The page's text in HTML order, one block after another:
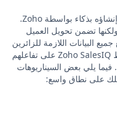
Zobots عبارة عن روبوت دردشة ذكي تم إنشاؤه بذكاء بواسطة Zoho.
تضمن تحويل العميل
البيانات اللازمة للزائرين
غير المعروفين لموقعك على الويب، يحافظ Zoho SalesIQ على تفاعلهم
فيما يلي بعض السيناريوهات